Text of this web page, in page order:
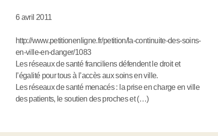
6 avril 2011
http://www.petitionenligne.fr/petition/la-continuite-des-soins-
en-ville-en-danger/1083
Les réseaux de santé franciliens défendent le droit et
l’égalité pour tous à l’accès aux soins en ville.
Les réseaux de santé menacés : la prise en charge en ville
des patients, le soutien des proches et (…)